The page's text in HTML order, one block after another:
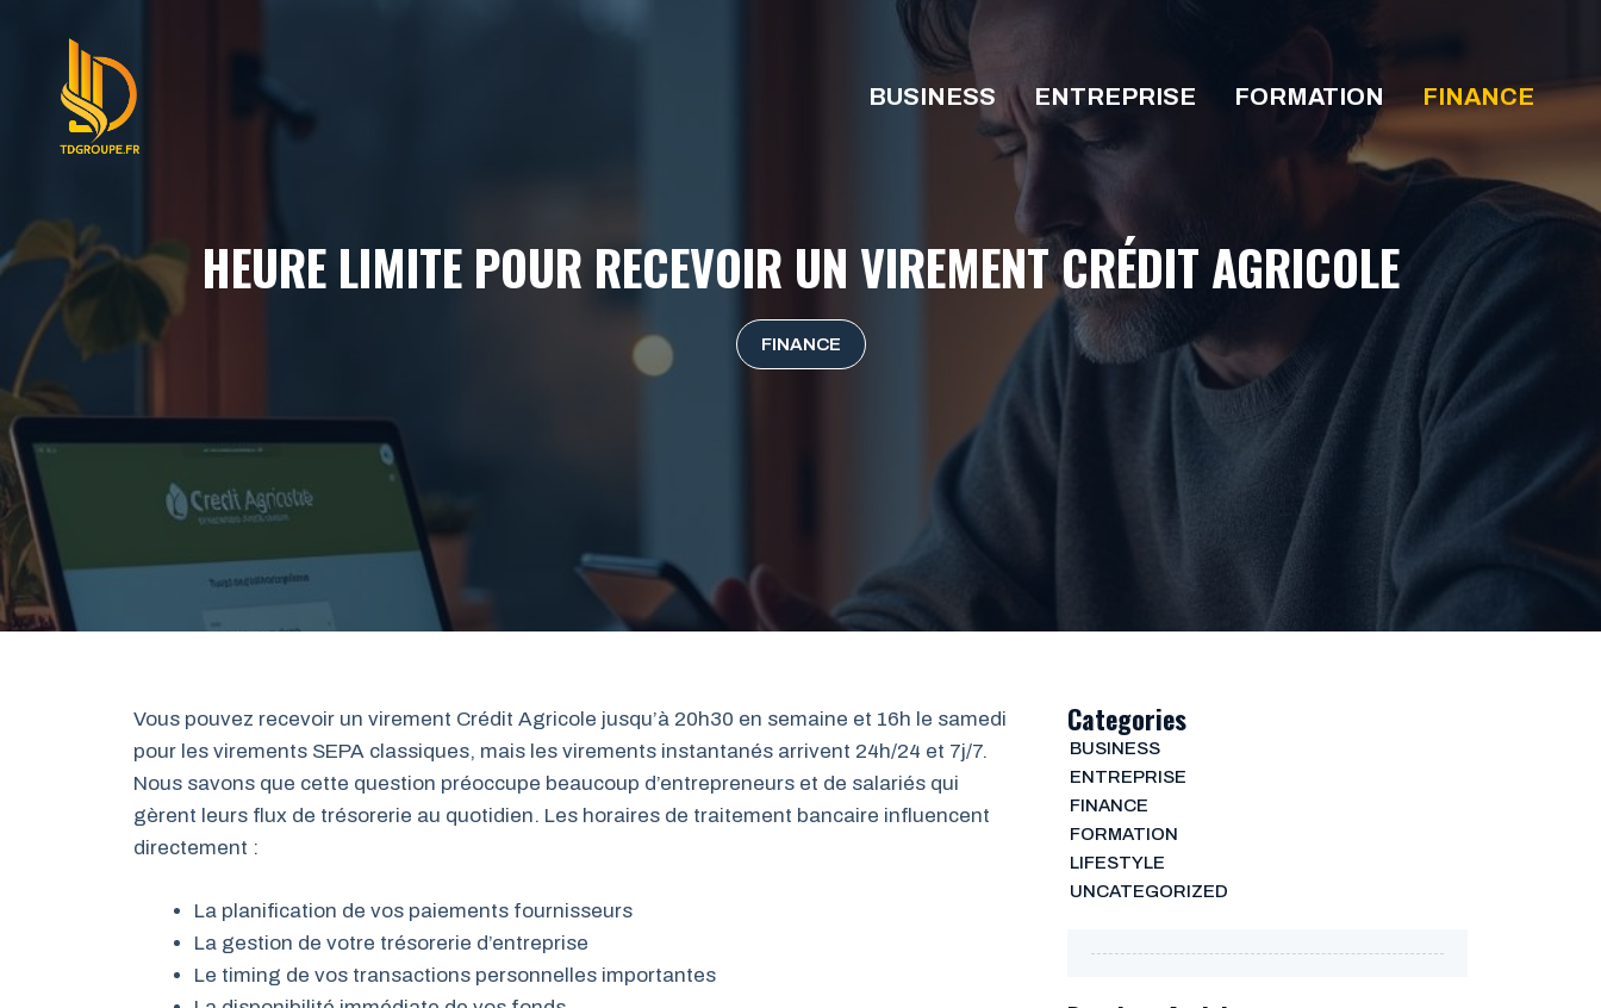
contenu
BUSINESS ENTREPRISE FORMATION FINANCE
HEURE LIMITE POUR RECEVOIR UN VIREMENT CRÉDIT AGRICOLE
FINANCE
Vous pouvez recevoir un virement Crédit Agricole jusqu’à 20h30 en semaine et 16h le samedi
pour les virements SEPA classiques, mais les virements instantanés arrivent 24h/24 et 7j/7.
Nous savons que cette question préoccupe beaucoup d’entrepreneurs et de salariés qui
gèrent leurs flux de trésorerie au quotidien. Les horaires de traitement bancaire influencent
directement :
La planification de vos paiements fournisseurs
La gestion de votre trésorerie d’entreprise
Le timing de vos transactions personnelles importantes
Categories
BUSINESS
ENTREPRISE
FINANCE
FORMATION
LIFESTYLE
UNCATEGORIZED